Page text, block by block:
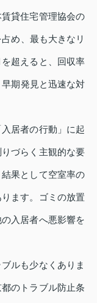
貸住宅管理協会の
め、最も大きなリ
超えると、回収率
期発見と迅速な対
居者の行動」に起
づらく主観的な要
果として空室率の
ます。ゴミの放置
入居者へ悪影響を
ルも少なくありま
のトラブル防止条